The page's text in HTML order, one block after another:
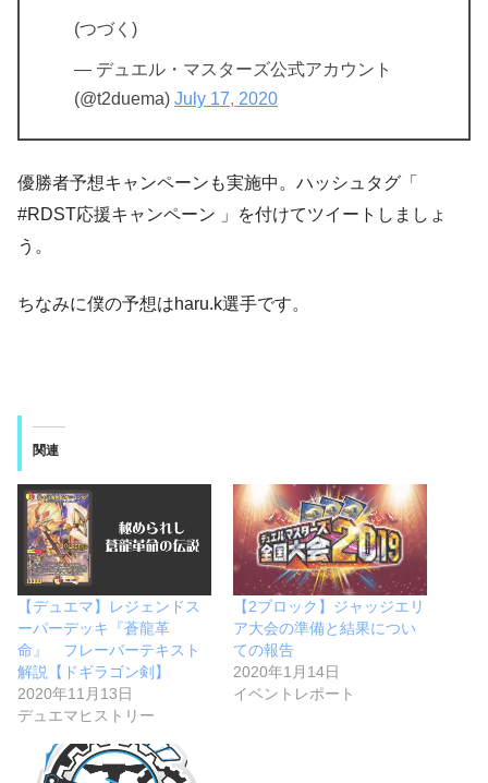
(つづく)
— デュエル・マスターズ公式アカウント
(@t2duema) July 17, 2020
優勝者予想キャンペーンも実施中。ハッシュタグ「
#RDST応援キャンペーン 」を付けてツイートしましょ
う。
ちなみに僕の予想はharu.k選手です。
関連
【デュエマ】レジェンドス
ーパーデッキ『蒼龍革
命』 フレーバーテキスト
解説【ドギラゴン剣】
2020年11月13日
デュエマヒストリー
【2ブロック】ジャッジエリ
ア大会の準備と結果につい
ての報告
2020年1月14日
イベントレポート